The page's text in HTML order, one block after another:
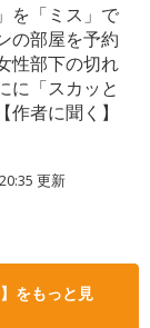
を「ミス」で
の部屋を予約
性部下の切れ
に「スカッと
作者に聞く】
更新
をもっと見